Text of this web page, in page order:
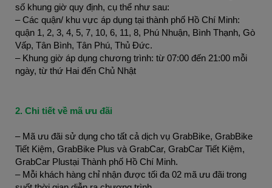
số khung giờ quy định, cụ thể như sau:
– Các quận/ khu vực áp dụng tại thành phố Hồ Chí Minh:
quận 1, 2, 3, 4, 5, 7, 10, 6, 11, 8, Phú Nhuận, Bình Thạnh, Gò
Vấp, Tân Bình, Tân Phú, Thủ Đức.
– Khung giờ áp dụng chương trình: từ 07:00 đến 21:00 mỗi
ngày, từ thứ Hai đến Chủ Nhật
2. Chi tiết về mã ưu đãi
– Mã ưu đãi sử dụng cho tất cả dịch vụ GrabBike, GrabBike
Tiết Kiệm, GrabBike Plus và GrabCar, GrabCar Tiết Kiệm,
GrabCar Plustại Thành phố Hồ Chí Minh.
– Mỗi khách hàng chỉ nhận được tối đa 02 mã ưu đãi trong